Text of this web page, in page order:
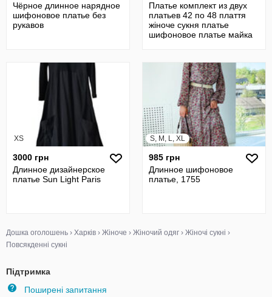
Чёрное длинное нарядное
шифоновое платье без
рукавов
Платье комплект из двух
платьев 42 по 48 плаття
жіноче сукня платье
шифоновое платье майка
XS
3000 грн
Длинное дизайнерское
платье Sun Light Paris
S, M, L, XL
985 грн
Длинное шифоновое
платье, 1755
Дошка оголошень › Харків › Жіноче › Жіночий одяг › Жіночі сукні ›
Повсякденні сукні
Підтримка
Поширені запитання